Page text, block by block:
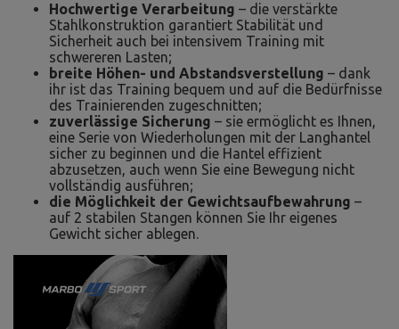
Hochwertige Verarbeitung – die verstärkte
Stahlkonstruktion garantiert Stabilität und
Sicherheit auch bei intensivem Training mit
schwereren Lasten;
breite Höhen- und Abstandsverstellung – dank
ihr ist das Training bequem und auf die Bedürfnisse
des Trainierenden zugeschnitten;
zuverlässige Sicherung – sie ermöglicht es Ihnen,
eine Serie von Wiederholungen mit der Langhantel
sicher zu beginnen und die Hantel effizient
abzusetzen, auch wenn Sie eine Bewegung nicht
vollständig ausführen;
die Möglichkeit der Gewichtsaufbewahrung –
auf 2 stabilen Stangen können Sie Ihr eigenes
Gewicht sicher ablegen.